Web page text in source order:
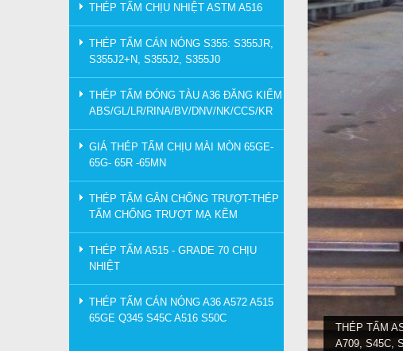
THÉP TẤM CHỊU NHIỆT ASTM A516
THÉP TẤM CÁN NÓNG S355: S355JR,
S355J2+N, S355J2, S355J0
THÉP TẤM ĐÓNG TÀU A36 ĐĂNG KIỂM
ABS/GL/LR/RINA/BV/DNV/NK/CCS/KR
GIÁ THÉP TẤM CHỊU MÀI MÒN 65GE-
65G- 65R -65MN
THÉP TẤM GÂN CHỐNG TRƯỢT-THÉP
TẤM CHỐNG TRƯỢT MẠ KẼM
THÉP TẤM A515 - GRADE 70 CHỊU
NHIỆT
THÉP TẤM CÁN NÓNG A36 A572 A515
65GE Q345 S45C A516 S50C
THÉP TẤM
A709, S45C,